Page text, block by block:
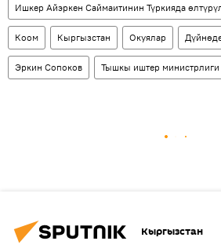
Ишкер Айэркен Саймаитинин Түркияда
Коом Кыргызстан Окуялар
Эркин Сопоков Тышкы иштер министрлиги
Кыргызстан